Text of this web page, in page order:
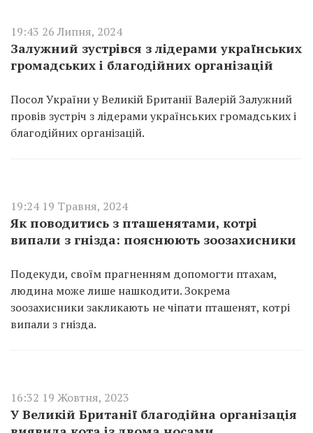
19:43 26 Липня, 2024
Залужний зустрівся з лідерами українських
громадських і благодійних організацій
Посол України у Великій Британії Валерій Залужний
провів зустріч з лідерами українських громадських і
благодійних організацій.
19:24 19 Травня, 2024
Як поводитись з пташенятами, котрі
випали з гнізда: пояснюють зоозахисники
Подекуди, своїм прагненням допомогти птахам,
людина може лише нашкодити. Зокрема
зоозахисники закликають не чіпати пташенят, котрі
випали з гнізда.
16:32 19 Жовтня, 2023
У Великій Британії благодійна організація